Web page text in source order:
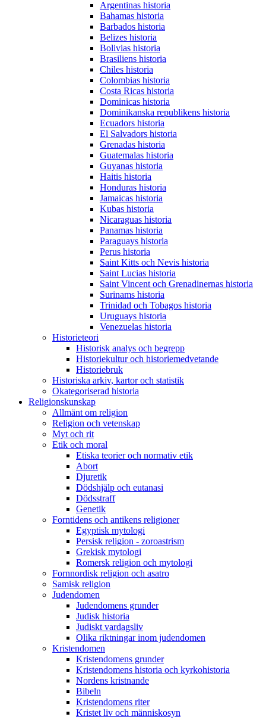
Argentinas historia
Bahamas historia
Barbados historia
Belizes historia
Bolivias historia
Brasiliens historia
Chiles historia
Colombias historia
Costa Ricas historia
Dominicas historia
Dominikanska republikens historia
Ecuadors historia
El Salvadors historia
Grenadas historia
Guatemalas historia
Guyanas historia
Haitis historia
Honduras historia
Jamaicas historia
Kubas historia
Nicaraguas historia
Panamas historia
Paraguays historia
Perus historia
Saint Kitts och Nevis historia
Saint Lucias historia
Saint Vincent och Grenadinernas historia
Surinams historia
Trinidad och Tobagos historia
Uruguays historia
Venezuelas historia
Historieteori
Historisk analys och begrepp
Historiekultur och historiemedvetande
Historiebruk
Historiska arkiv, kartor och statistik
Okategoriserad historia
Religionskunskap
Allmänt om religion
Religion och vetenskap
Myt och rit
Etik och moral
Etiska teorier och normativ etik
Abort
Djuretik
Dödshjälp och eutanasi
Dödsstraff
Genetik
Forntidens och antikens religioner
Egyptisk mytologi
Persisk religion - zoroastrism
Grekisk mytologi
Romersk religion och mytologi
Fornnordisk religion och asatro
Samisk religion
Judendomen
Judendomens grunder
Judisk historia
Judiskt vardagsliv
Olika riktningar inom judendomen
Kristendomen
Kristendomens grunder
Kristendomens historia och kyrkohistoria
Nordens kristnande
Bibeln
Kristendomens riter
Kristet liv och människosyn